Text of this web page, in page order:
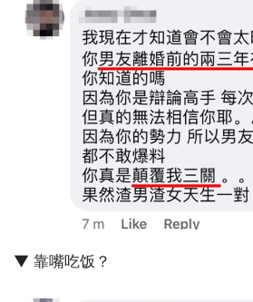
▼ 靠嘴吃饭？